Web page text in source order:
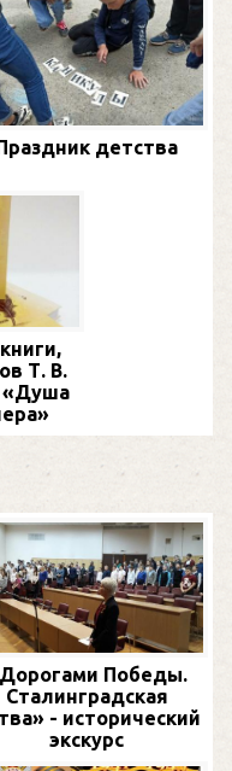
детства
Т. В.
«Душа
Победы.
Сталинградская
- исторический
экскурс